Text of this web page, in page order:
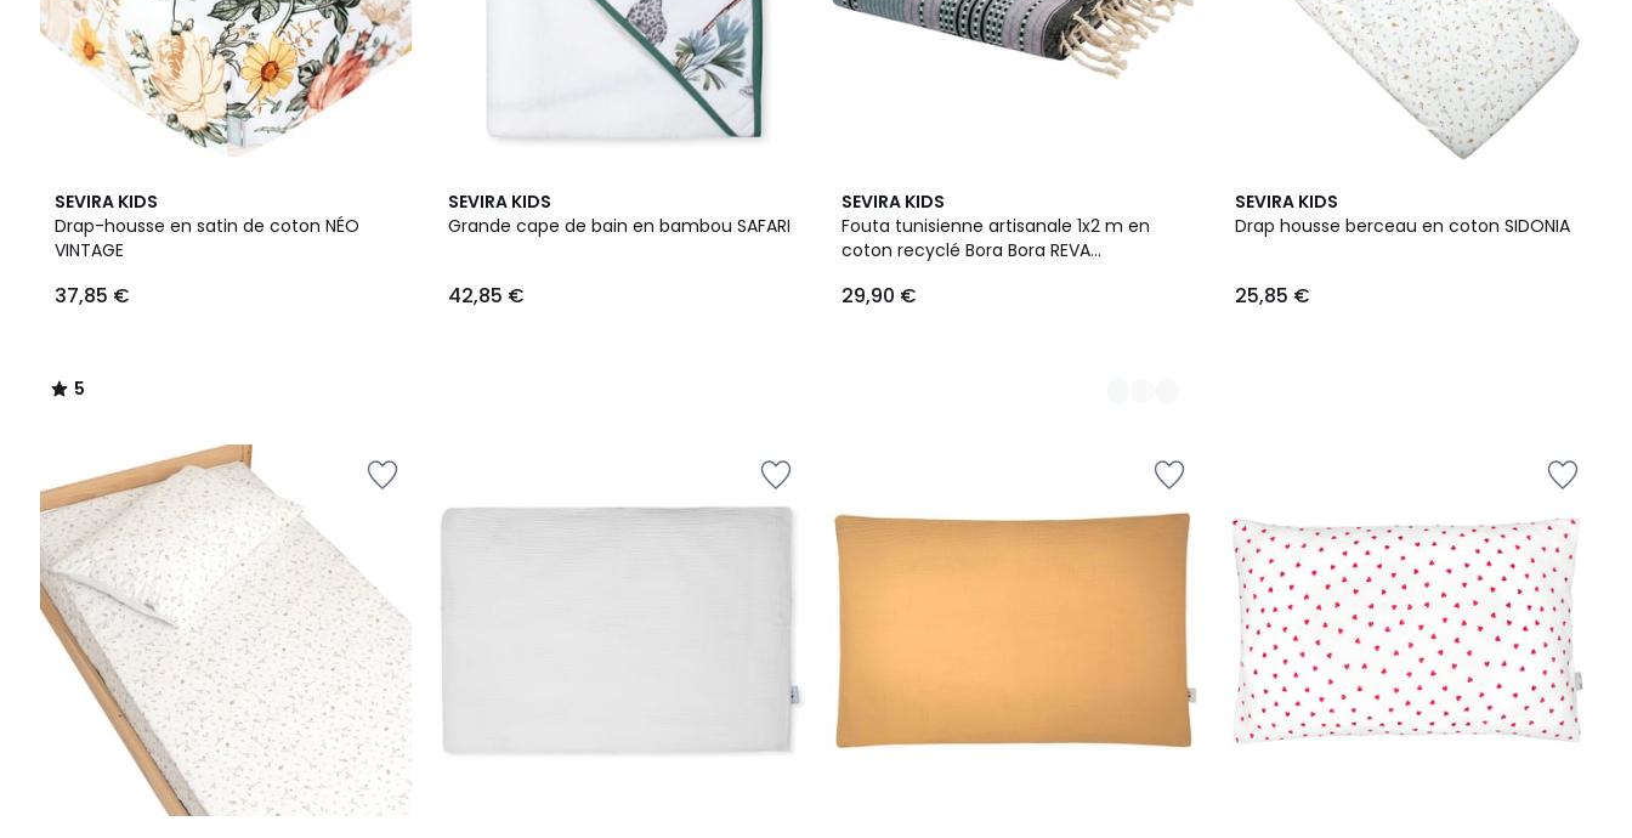
SEVIRA KIDS
Drap-housse en satin de coton NÉO
VINTAGE
37,85 €
5
/
5
5
/
SEVIRA KIDS
Grande cape de bain en bambou SAFARI
42,85 €
SEVIRA KIDS
Fouta tunisienne artisanale 1x2 m en
coton recyclé Bora Bora REVA
29,90 €
5
Couleurs
SEVIRA KIDS
Drap housse berceau en coton SIDONIA
25,85 €